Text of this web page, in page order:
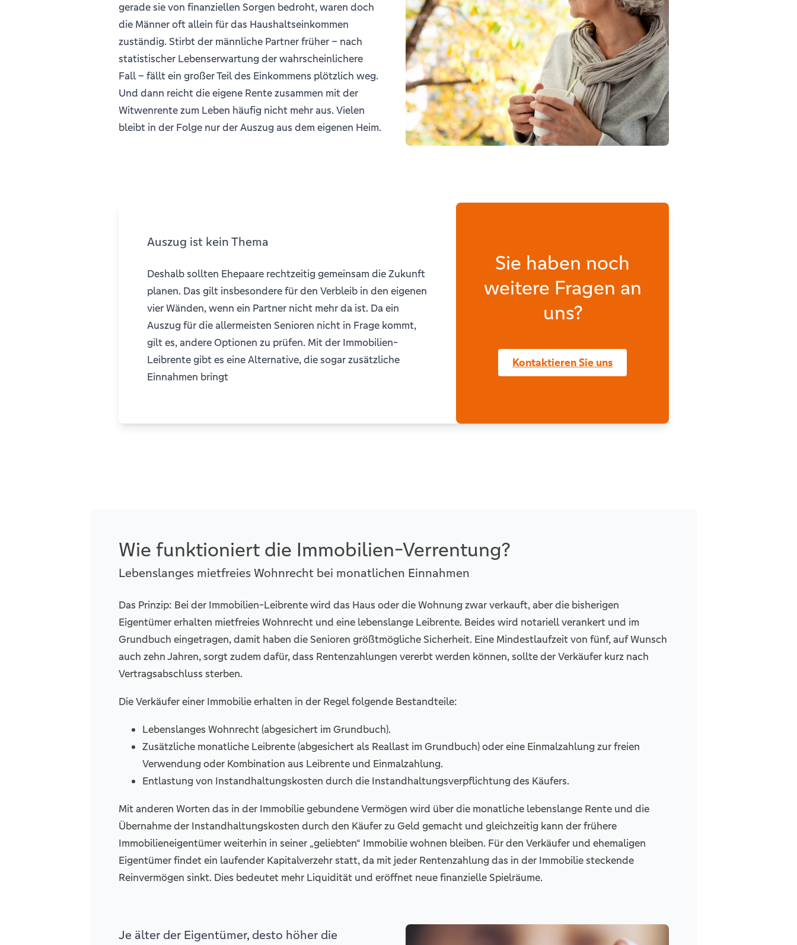
gerade sie von finanziellen Sorgen bedroht, waren doch
die Männer oft allein für das Haushaltseinkommen
zuständig. Stirbt der männliche Partner früher – nach
statistischer Lebenserwartung der wahrscheinlichere
Fall – fällt ein großer Teil des Einkommens plötzlich weg.
Und dann reicht die eigene Rente zusammen mit der
Witwenrente zum Leben häufig nicht mehr aus. Vielen
bleibt in der Folge nur der Auszug aus dem eigenen Heim.
Auszug ist kein Thema
Deshalb sollten Ehepaare rechtzeitig gemeinsam die Zukunft
planen. Das gilt insbesondere für den Verbleib in den eigenen
vier Wänden, wenn ein Partner nicht mehr da ist. Da ein
Auszug für die allermeisten Senioren nicht in Frage kommt,
gilt es, andere Optionen zu prüfen. Mit der Immobilien-
Leibrente gibt es eine Alternative, die sogar zusätzliche
Einnahmen bringt
Sie haben noch
weitere Fragen an
uns?
Kontaktieren Sie uns
Wie funktioniert die Immobilien-Verrentung?
Lebenslanges mietfreies Wohnrecht bei monatlichen Einnahmen
Das Prinzip: Bei der Immobilien-Leibrente wird das Haus oder die Wohnung zwar verkauft, aber die bisherigen
Eigentümer erhalten mietfreies Wohnrecht und eine lebenslange Leibrente. Beides wird notariell verankert und im
Grundbuch eingetragen, damit haben die Senioren größtmögliche Sicherheit. Eine Mindestlaufzeit von fünf, auf Wunsch
auch zehn Jahren, sorgt zudem dafür, dass Rentenzahlungen vererbt werden können, sollte der Verkäufer kurz nach
Vertragsabschluss sterben.
Die Verkäufer einer Immobilie erhalten in der Regel folgende Bestandteile:
Lebenslanges Wohnrecht (abgesichert im Grundbuch).
Zusätzliche monatliche Leibrente (abgesichert als Reallast im Grundbuch) oder eine Einmalzahlung zur freien
Verwendung oder Kombination aus Leibrente und Einmalzahlung.
Entlastung von Instandhaltungskosten durch die Instandhaltungsverpflichtung des Käufers.
Mit anderen Worten das in der Immobilie gebundene Vermögen wird über die monatliche lebenslange Rente und die
Übernahme der Instandhaltungskosten durch den Käufer zu Geld gemacht und gleichzeitig kann der frühere
Immobilieneigentümer weiterhin in seiner „geliebten“ Immobilie wohnen bleiben. Für den Verkäufer und ehemaligen
Eigentümer findet ein laufender Kapitalverzehr statt, da mit jeder Rentenzahlung das in der Immobilie steckende
Reinvermögen sinkt. Dies bedeutet mehr Liquidität und eröffnet neue finanzielle Spielräume.
Je älter der Eigentümer, desto höher die